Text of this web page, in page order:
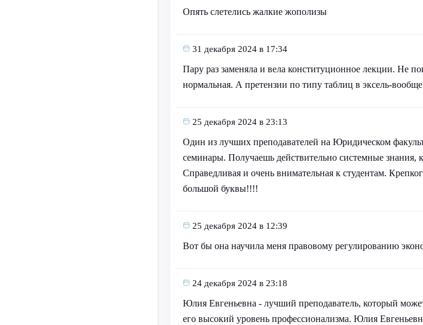
Опять слетелись жалкие жополизы
31 декабря 2024 в 17:34
Пару раз заменяла и вела конституционное лекции. Не
нормальная. А претензии по типу таблиц в эксель-
25 декабря 2024 в 23:13
Один из лучших преподавателей на Юридическом
семинары. Получаешь действительно системные знания,
Справедливая и очень внимательная к студентам.
большой буквы!!!!
25 декабря 2024 в 12:39
Вот бы она научила меня правовому регулированию
24 декабря 2024 в 23:18
Юлия Евгеньевна - лучший преподаватель, который
его высокий уровень профессионализма. Юлия